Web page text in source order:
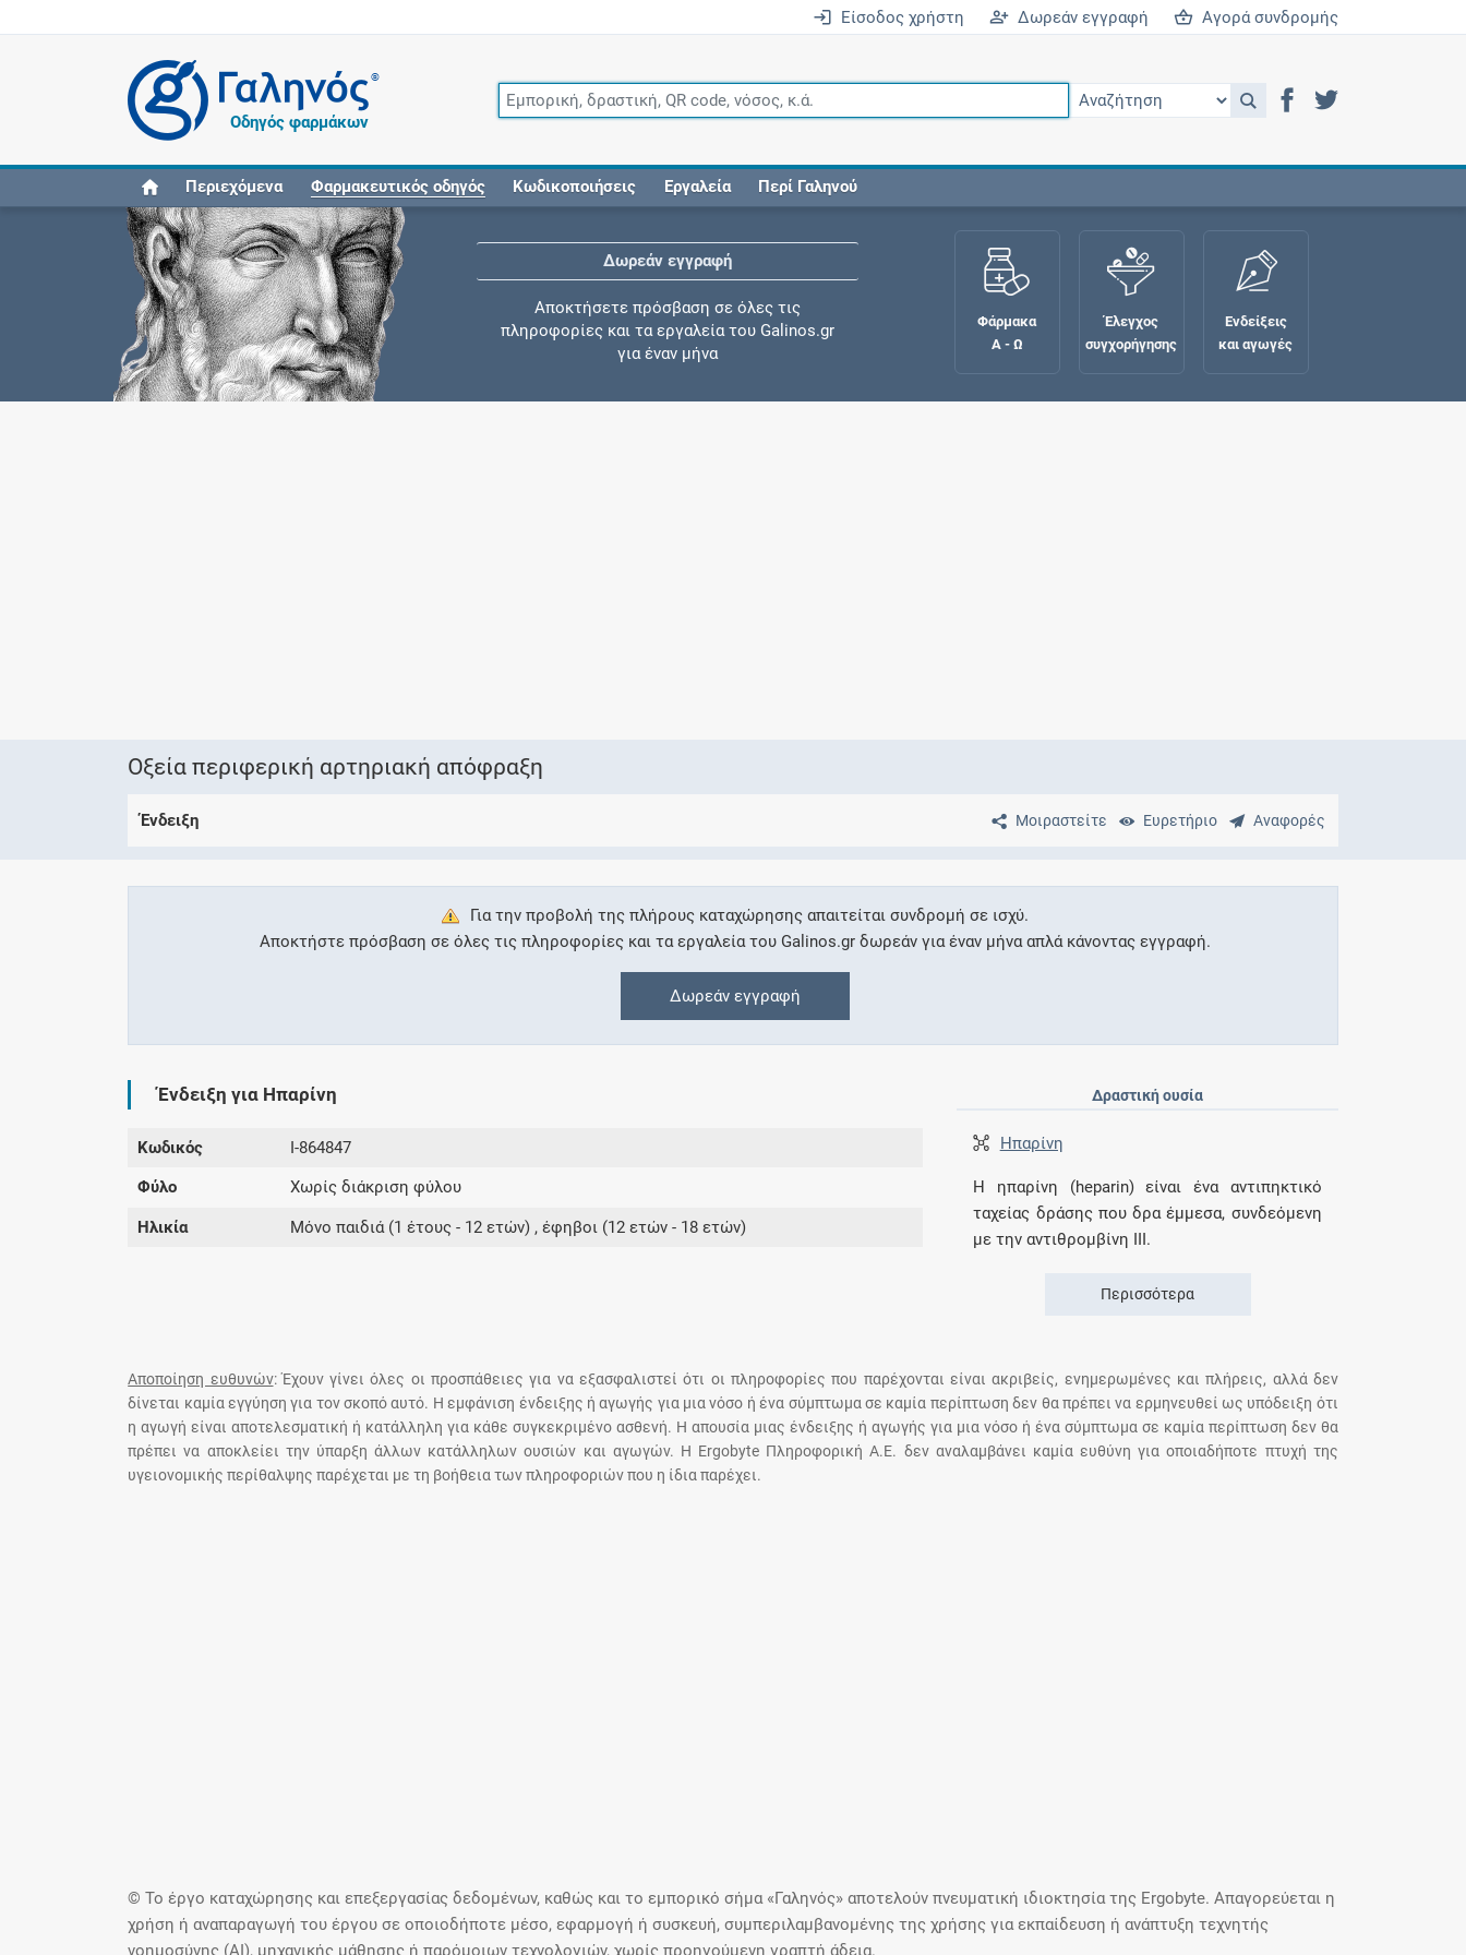
Είσοδος χρήστη Δωρεάν εγγραφή Αγορά συνδρομής
®
Οδηγός φαρμάκων
Περιεχόμενα Φαρμακευτικός οδηγός Κωδικοποιήσεις Εργαλεία Περί Γαληνού
Δωρεάν εγγραφή
Αποκτήσετε πρόσβαση σε όλες τις
πληροφορίες και τα εργαλεία του Galinos.gr
για έναν μήνα
ενός φαρμάκου κατά τη διάρκεια της
εγκυμοσύνης ή του θηλασμού
Συνδρομές
Γνωρίζατε ότι...
Μοιραζόμαστε μαζί σας γεγονότα της
Φάρμακα
Α - Ω
Έλεγχος
συγχορήγησης
Ενδείξεις
και αγωγές
Οξεία περιφερική αρτηριακή απόφραξη
Μοιραστείτε Ευρετήριο Αναφορές
Ένδειξη
Για την προβολή της πλήρους καταχώρησης απαιτείται συνδρομή σε ισχύ.
Αποκτήστε πρόσβαση σε όλες τις πληροφορίες και τα εργαλεία του Galinos.gr δωρεάν για έναν μήνα απλά κάνοντας εγγραφή.
Δωρεάν εγγραφή
Ένδειξη για Ηπαρίνη
Κωδικός I-864847
Φύλο Χωρίς διάκριση φύλου
Ηλικία Μόνο παιδιά (1 έτους - 12 ετών) , έφηβοι (12 ετών - 18 ετών)
Δραστική ουσία
Ηπαρίνη
Η ηπαρίνη (heparin) είναι ένα αντιπηκτικό
ταχείας δράσης που δρα έμμεσα, συνδεόμενη
με την αντιθρομβίνη ΙΙΙ.
Περισσότερα
Αποποίηση ευθυνών: Έχουν γίνει όλες οι προσπάθειες για να εξασφαλιστεί ότι οι πληροφορίες που παρέχονται είναι ακριβείς, ενημερωμένες και πλήρεις, αλλά δεν
δίνεται καμία εγγύηση για τον σκοπό αυτό. Η εμφάνιση ένδειξης ή αγωγής για μια νόσο ή ένα σύμπτωμα σε καμία περίπτωση δεν θα πρέπει να ερμηνευθεί ως υπόδειξη ότι
η αγωγή είναι αποτελεσματική ή κατάλληλη για κάθε συγκεκριμένο ασθενή. Η απουσία μιας ένδειξης ή αγωγής για μια νόσο ή ένα σύμπτωμα σε καμία περίπτωση δεν θα
πρέπει να αποκλείει την ύπαρξη άλλων κατάλληλων ουσιών και αγωγών. Η Ergobyte Πληροφορική Α.Ε. δεν αναλαμβάνει καμία ευθύνη για οποιαδήποτε πτυχή της
υγειονομικής περίθαλψης παρέχεται με τη βοήθεια των πληροφοριών που η ίδια παρέχει.
© Το έργο καταχώρησης και επεξεργασίας δεδομένων, καθώς και το εμπορικό σήμα «Γαληνός» αποτελούν πνευματική ιδιοκτησία της Ergobyte. Απαγορεύεται η
χρήση ή αναπαραγωγή του έργου σε οποιοδήποτε μέσο, εφαρμογή ή συσκευή, συμπεριλαμβανομένης της χρήσης για εκπαίδευση ή ανάπτυξη τεχνητής
νοημοσύνης (AI), μηχανικής μάθησης ή παρόμοιων τεχνολογιών, χωρίς προηγούμενη γραπτή άδεια.